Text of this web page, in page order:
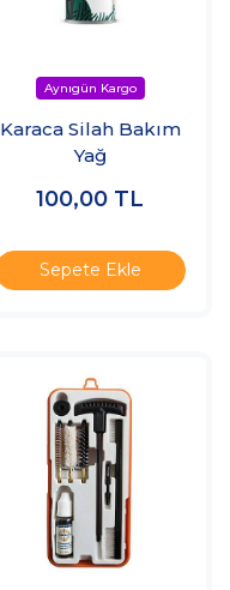
Karaca Silah Bakım
Yağ
100,00 TL
Sepete Ekle